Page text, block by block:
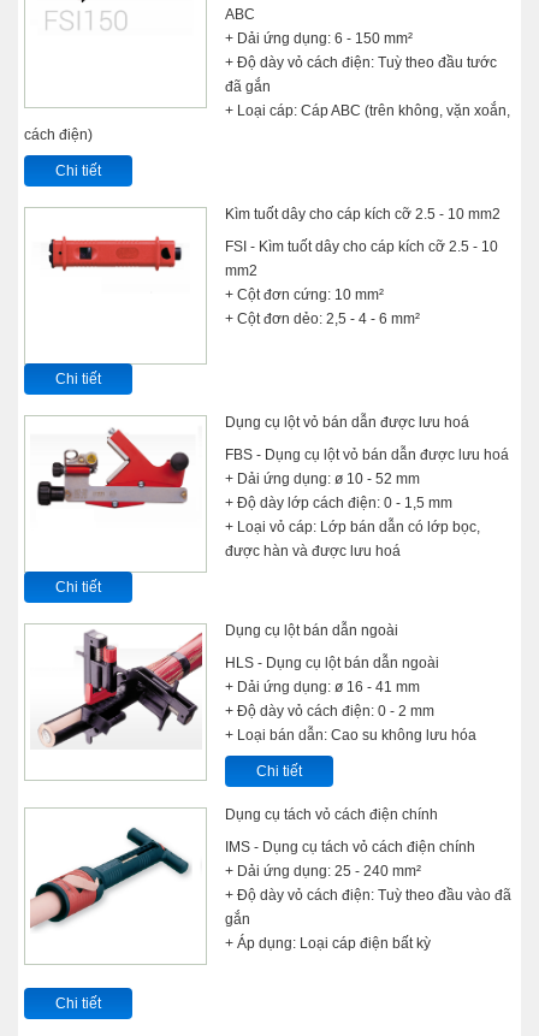
ABC
+ Dải ứng dụng: 6 - 150 mm²
+ Độ dày vỏ cách điện: Tuỳ theo đầu tước
đã gắn
+ Loại cáp: Cáp ABC (trên không, vặn xoắn,
cách điện)
Chi tiết
Kìm tuốt dây cho cáp kích cỡ 2.5 - 10 mm2
FSI - Kìm tuốt dây cho cáp kích cỡ 2.5 - 10
mm2
+ Cột đơn cứng: 10 mm²
+ Cột đơn dẻo: 2,5 - 4 - 6 mm²
Chi tiết
Dụng cụ lột vỏ bán dẫn được lưu hoá
FBS - Dụng cụ lột vỏ bán dẫn được lưu hoá
+ Dải ứng dụng: ø 10 - 52 mm
+ Độ dày lớp cách điện: 0 - 1,5 mm
+ Loại vỏ cáp: Lớp bán dẫn có lớp bọc,
được hàn và được lưu hoá
Chi tiết
Dụng cụ lột bán dẫn ngoài
HLS - Dụng cụ lột bán dẫn ngoài
+ Dải ứng dụng: ø 16 - 41 mm
+ Độ dày vỏ cách điện: 0 - 2 mm
+ Loại bán dẫn: Cao su không lưu hóa
Chi tiết
Dụng cụ tách vỏ cách điện chính
IMS - Dụng cụ tách vỏ cách điện chính
+ Dải ứng dụng: 25 - 240 mm²
+ Độ dày vỏ cách điện: Tuỳ theo đầu vào đã
gắn
+ Áp dụng: Loại cáp điện bất kỳ
Chi tiết